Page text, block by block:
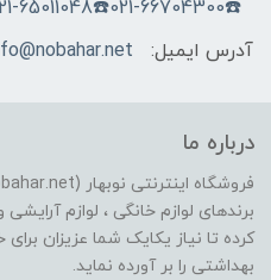
☎️021-66704300☎️021-65011048📱09122903930
آدرس ایمیل:
درباره ما
برندهای لوازم خانگی ، لوازم
کرده تا نیاز یکایک شما عزیزان برای
بهداشتی را بر آورده نماید.